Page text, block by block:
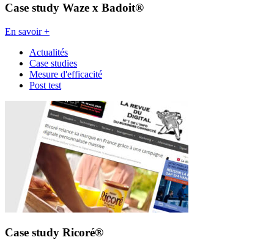
Case study Waze x Badoit®
En savoir +
Actualités
Case studies
Mesure d'efficacité
Post test
Case study Ricoré®